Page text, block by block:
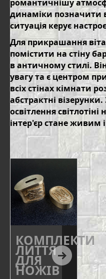
романтичнішу
динаміки позначити
ситуація керує
Для прикрашання
помістити на стіну
в античному стилі.
увагу та є центром
всіх стінах кімнати
абстрактні
освітлення
інтер'єр стане живим
КОМПЛЕКТИ
ЛИТТЯ
ДЛЯ
НОЖІВ